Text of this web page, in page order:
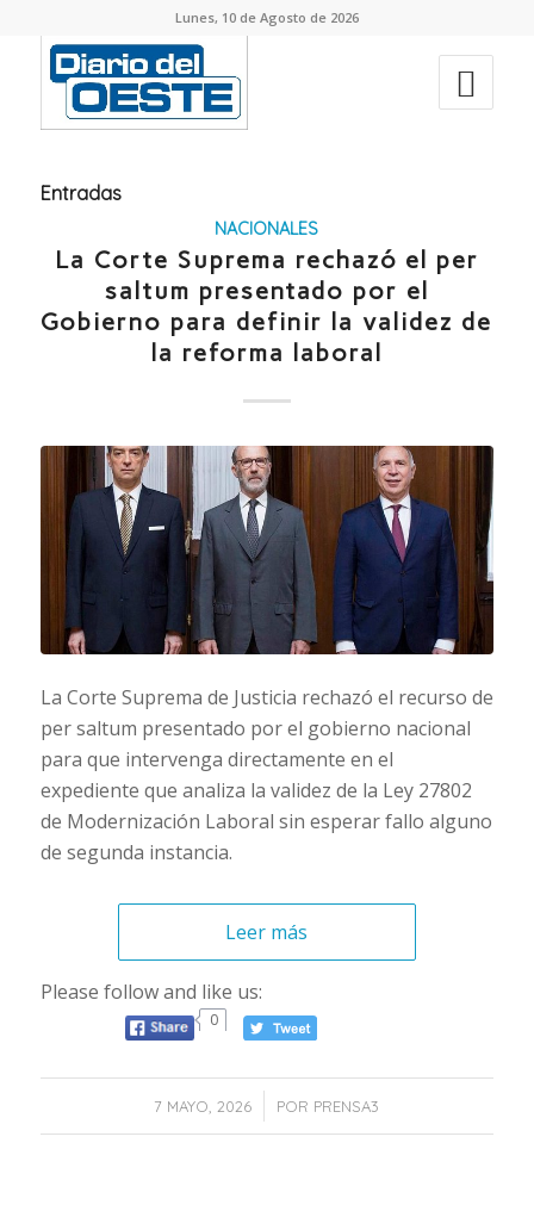
Lunes, 10 de Agosto de 2026
Entradas
NACIONALES
La Corte Suprema rechazó el per
saltum presentado por el
Gobierno para definir la validez de
la reforma laboral
La Corte Suprema de Justicia rechazó el recurso de
per saltum presentado por el gobierno nacional
para que intervenga directamente en el
expediente que analiza la validez de la Ley 27802
de Modernización Laboral sin esperar fallo alguno
de segunda instancia.
Leer más
Please follow and like us:
0
7 MAYO, 2026
/ POR PRENSA3